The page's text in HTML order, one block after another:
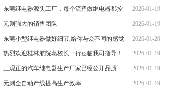
2026-01-19
东莞继电器源头工厂，每个流程做继电器都控
... 2026-01-19
元则强大的销售团队
2026-01-20
东莞小型继电器做好细节,给你与众不同的感觉
2026-01-19
热烈欢迎桂林航院葛校长一行莅临我司指导！
2026-01-19
三观正的汽车继电器生产厂家已经公开品质
2026-01-19
元则全自动产线提高生产效率